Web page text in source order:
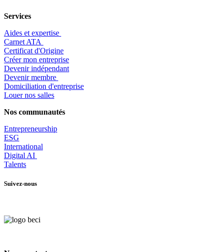
Services
Aides et expertise
​Carnet ATA
Certificat d'Origine
Créer mon entreprise
Devenir indépendant
Devenir membre
​Domiciliation d'entreprise
Louer nos salles
Nos communautés
Entrepreneurship
ESG
International
Digital AI
Talents
Suivez-nous